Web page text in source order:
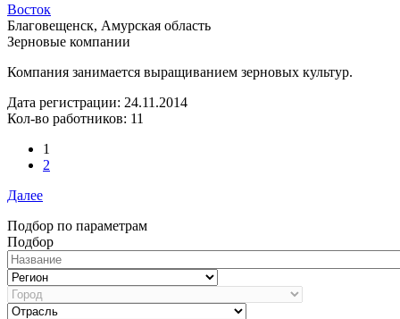
Восток
Благовещенск, Амурская область
Зерновые компании
Компания занимается выращиванием зерновых культур.
Дата регистрации: 24.11.2014
Кол-во работников: 11
1
2
Далее
Подбор по параметрам
Подбор